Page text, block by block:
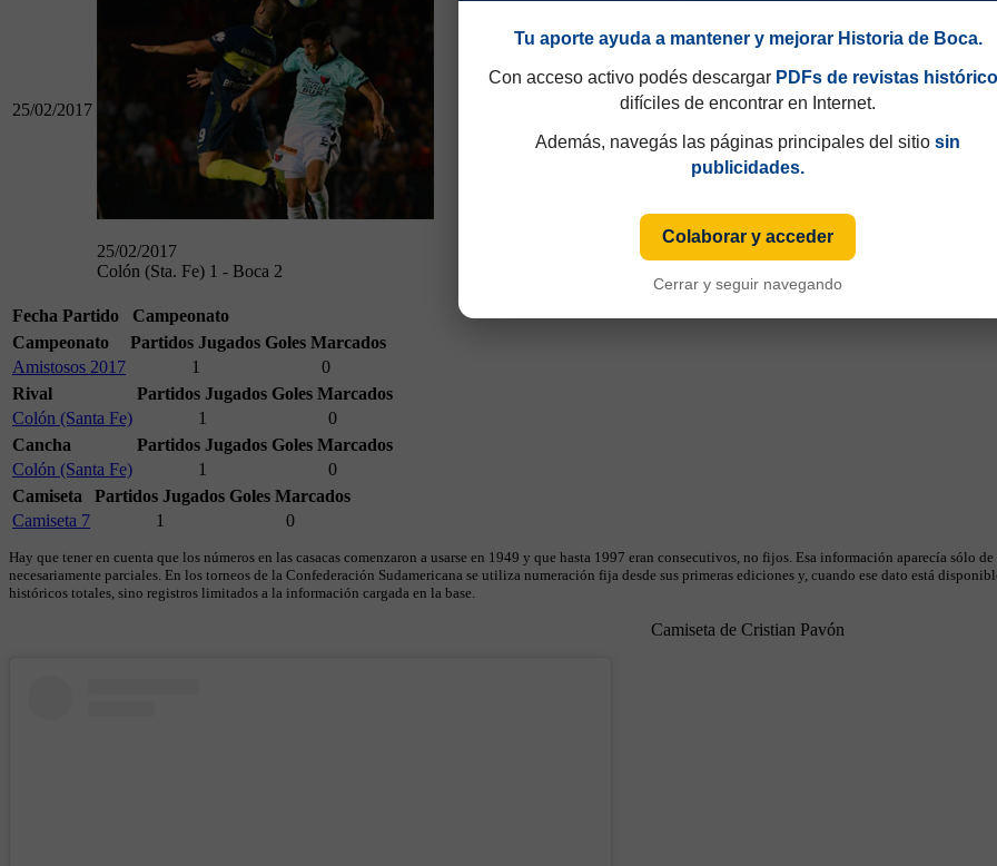
25/02/2017
25/02/2017
Colón (Sta. Fe) 1 - Boca 2
Amistosos 2017
Fecha Partido
Campeonato
Campeonato
Partidos Jugados Goles Marcados
Amistosos 2017
1
0
Rival
Partidos Jugados Goles Marcados
Colón (Santa Fe)
1
0
Cancha
Partidos Jugados Goles Marcados
Colón (Santa Fe)
1
0
Camiseta
Partidos Jugados Goles Marcados
Camiseta 7
1 0
Hay que tener en cuenta que los números en las casacas comenzaron a usarse en 1949 y que hasta 1997 eran consecutivos, no fijos. Esa información aparecía sólo
necesariamente parciales. En los torneos de la Confederación Sudamericana se utiliza numeración fija desde sus primeras ediciones y, cuando ese dato está
históricos totales, sino registros limitados a la información cargada en la base.
Camiseta de Cristian Pavón
Tu aporte ayuda a mantener y mejorar Historia de Boca.
Con acceso activo podés descargar PDFs de revistas
difíciles de encontrar en Internet.
Además, navegás las páginas principales del sitio sin
publicidades.
Colaborar y acceder
Cerrar y seguir navegando